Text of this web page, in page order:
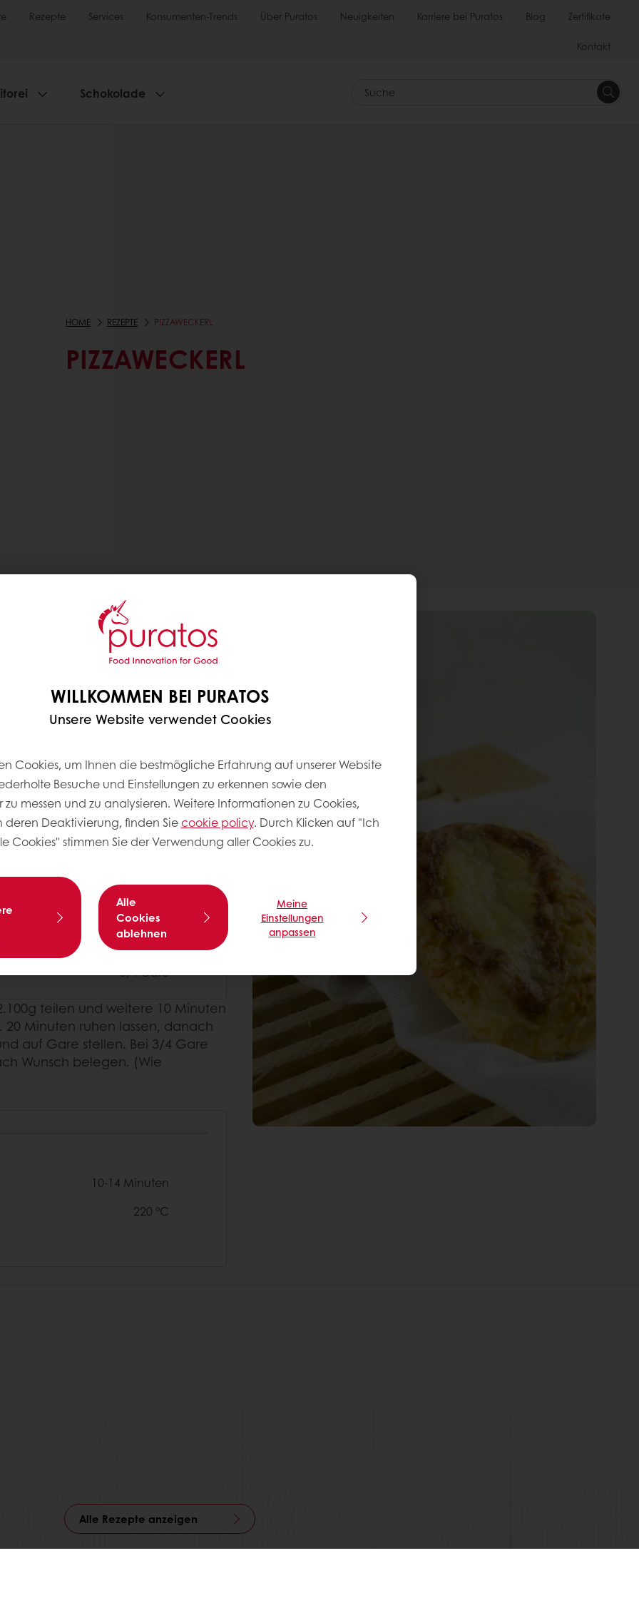
Rezepte Services Konsumenten-Trends Über Puratos Neuigkeiten Karriere bei Puratos Blog Zertifikate
Kontakt
Schokolade Suche
HOME REZEPTE PIZZAWECKERL
PIZZAWECKERL
10,000 kg
0,350 kg
5,700 kg
4-6 Minuten
26-28°C
10 Minuten
3/4 Gare
teilen und weitere 10 Minuten
20 Minuten ruhen lassen, danach
auf Gare stellen. Bei 3/4 Gare
Wunsch belegen. (Wie
10-14 Minuten
220 °C
Alle Rezepte anzeigen
WILLKOMMEN BEI PURATOS
Unsere Website verwendet Cookies
Cookies, um Ihnen die bestmögliche Erfahrung auf unserer Website
Besuche und Einstellungen zu erkennen sowie den
zu messen und zu analysieren. Weitere Informationen zu Cookies,
deren Deaktivierung, finden Siecookie policy. Durch Klicken auf "Ich
Cookies" stimmen Sie der Verwendung aller Cookies zu.
Alle
Cookies
ablehnen
Meine
Einstellungen
anpassen